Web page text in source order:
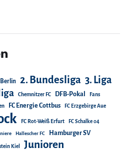
Berlin 2. Bundesliga 3. Liga
Chemnitzer FC DFB-Pokal Fans
FC Energie Cottbus FC Erzgebirge Aue
FC Rot-Weiß Erfurt FC Schalke 04
Hallescher FC Hamburger SV
Kiel Junioren